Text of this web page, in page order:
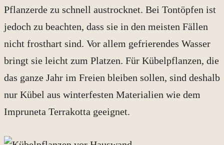
Pflanzerde zu schnell austrocknet. Bei Tontöpfen ist
jedoch zu beachten, dass sie in den meisten Fällen
nicht frosthart sind. Vor allem gefrierendes Wasser
bringt sie leicht zum Platzen. Für Kübelpflanzen, die
das ganze Jahr im Freien bleiben sollen, sind deshalb
nur Kübel aus winterfesten Materialien wie dem
Impruneta Terrakotta geeignet.